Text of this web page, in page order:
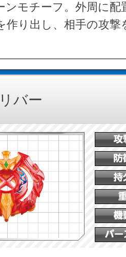
ンモチーフ。外周に
作り出し、相手の攻
バー